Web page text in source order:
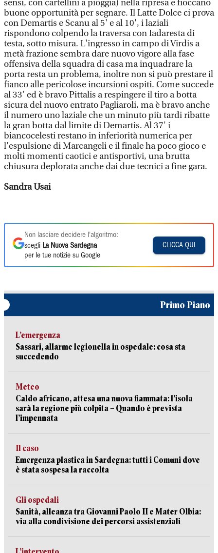
sensi, con cartellini a pioggia) nella ripresa e fioccano
buone opportunità per segnare. Il Latte Dolce ci prova
con Demartis e Scanu al 5' e al 10', i laziali
rispondono colpendo la traversa con Iadaresta di
testa, sotto misura. L'ingresso in campo di Virdis a
metà frazione sembra dare nuovo vigore alla fase
offensiva della squadra di casa ma inquadrare la
porta resta un problema, inoltre non si può prestare il
fianco alle pericolose incursioni ospiti. Come succede
al 33' ed è bravo Pittalis a respingere il tiro a botta
sicura del nuovo entrato Pagliaroli, ma è bravo anche
il numero uno laziale che un minuto più tardi ribatte
la gran botta dal limite di Demartis. Al 37' i
biancocelesti restano in inferiorità numerica per
l'espulsione di Marcangeli e il finale ha poco gioco e
molti momenti caotici e antisportivi, una brutta
chiusura deplorata anche dai due tecnici a fine gara.
Sandra Usai
Non lasciare decidere l'algoritmo:
scegli La Nuova Sardegna
per le tue notizie su Google
CLICCA QUI
Primo Piano
L’emergenza
Sassari, allarme legionella in ospedale: cosa sta
succedendo
Meteo
Caldo africano, attesa una nuova fiammata: l’isola
sarà la regione più colpita – Quando è prevista
l’impennata
Il caso
Emergenza plastica in Sardegna: tutti i Comuni dove
è stata sospesa la raccolta
Gli ospedali
Sanità, alleanza tra Giovanni Paolo II e Mater Olbia:
via alla condivisione dei percorsi assistenziali